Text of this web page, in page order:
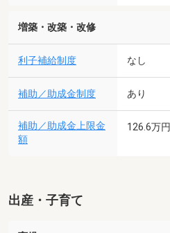
増築・改築・改修
利子補給制度 なし
補助／助成金制度 あり
補助／助成金上限金
額
126.6万円
出産・子育て